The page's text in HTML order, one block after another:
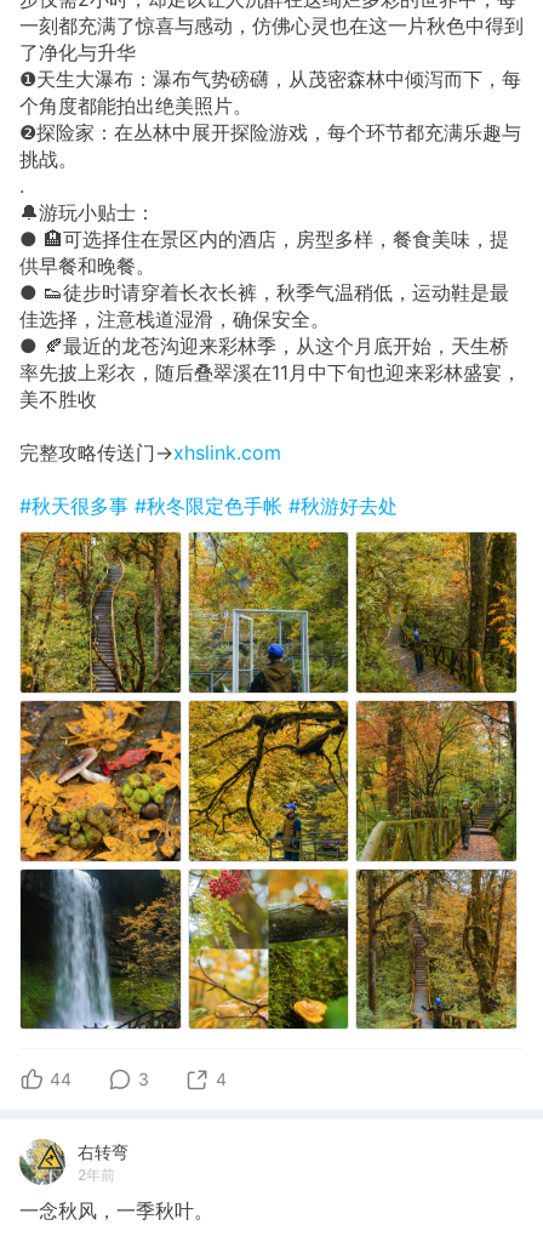
一刻都充满了惊喜与感动，仿佛心灵也在这一片秋色中得到
了净化与升华
❶天生大瀑布：瀑布气势磅礴，从茂密森林中倾泻而下，每
个角度都能拍出绝美照片。
❷探险家：在丛林中展开探险游戏，每个环节都充满乐趣与
挑战。
.
🔔游玩小贴士：
● 🏨可选择住在景区内的酒店，房型多样，餐食美味，提
供早餐和晚餐。
● 👟徒步时请穿着长衣长裤，秋季气温稍低，运动鞋是最
佳选择，注意栈道湿滑，确保安全。
● 🍂最近的龙苍沟迎来彩林季，从这个月底开始，天生桥
率先披上彩衣，随后叠翠溪在11月中下旬也迎来彩林盛宴，
美不胜收
完整攻略传送门→xhslink.com
#秋天很多事 #秋冬限定色手帐 #秋游好去处
44 3 4
右转弯
2年前
一念秋风，一季秋叶。